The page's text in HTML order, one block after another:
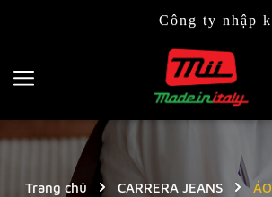
Công ty nhập khẩu &
Trang chủ CARRERA JEANS